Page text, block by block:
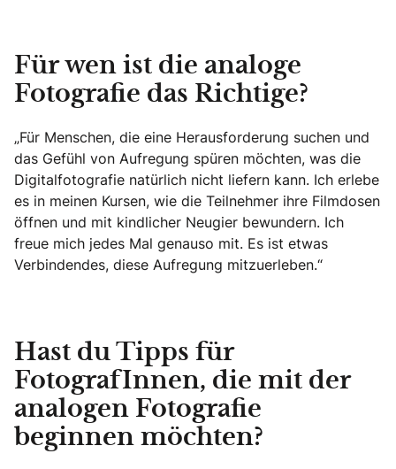
Für wen ist die analoge
Fotografie das Richtige?
„Für Menschen, die eine Herausforderung suchen und
das Gefühl von Aufregung spüren möchten, was die
Digitalfotografie natürlich nicht liefern kann. Ich erlebe
es in meinen Kursen, wie die Teilnehmer ihre Filmdosen
öffnen und mit kindlicher Neugier bewundern. Ich
freue mich jedes Mal genauso mit. Es ist etwas
Verbindendes, diese Aufregung mitzuerleben.“
Hast du Tipps für
FotografInnen, die mit der
analogen Fotografie
beginnen möchten?